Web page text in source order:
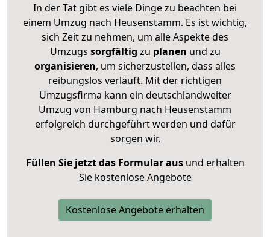
In der Tat gibt es viele Dinge zu beachten bei
einem Umzug nach Heusenstamm. Es ist wichtig,
sich Zeit zu nehmen, um alle Aspekte des
Umzugs sorgfältig zu planen und zu
organisieren, um sicherzustellen, dass alles
reibungslos verläuft. Mit der richtigen
Umzugsfirma kann ein deutschlandweiter
Umzug von Hamburg nach Heusenstamm
erfolgreich durchgeführt werden und dafür
sorgen wir.
Füllen Sie jetzt das Formular ausund erhalten
Sie kostenlose Angebote
Kostenlose Angebote erhalten